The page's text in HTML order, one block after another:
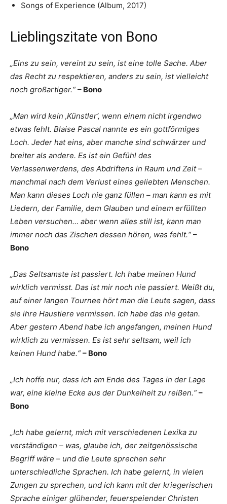
Songs of Experience (Album, 2017)
Lieblingszitate von Bono
„Eins zu sein, vereint zu sein, ist eine tolle Sache. Aber
das Recht zu respektieren, anders zu sein, ist vielleicht
noch großartiger.“ – Bono
„Man wird kein ‚Künstler‘, wenn einem nicht irgendwo
etwas fehlt. Blaise Pascal nannte es ein gottförmiges
Loch. Jeder hat eins, aber manche sind schwärzer und
breiter als andere. Es ist ein Gefühl des
Verlassenwerdens, des Abdriftens in Raum und Zeit –
manchmal nach dem Verlust eines geliebten Menschen.
Man kann dieses Loch nie ganz füllen – man kann es mit
Liedern, der Familie, dem Glauben und einem erfüllten
Leben versuchen… aber wenn alles still ist, kann man
immer noch das Zischen dessen hören, was fehlt.“ –
Bono
„Das Seltsamste ist passiert. Ich habe meinen Hund
wirklich vermisst. Das ist mir noch nie passiert. Weißt du,
auf einer langen Tournee hört man die Leute sagen, dass
sie ihre Haustiere vermissen. Ich habe das nie getan.
Aber gestern Abend habe ich angefangen, meinen Hund
wirklich zu vermissen. Es ist sehr seltsam, weil ich
keinen Hund habe.“ – Bono
„Ich hoffe nur, dass ich am Ende des Tages in der Lage
war, eine kleine Ecke aus der Dunkelheit zu reißen.“–
Bono
„Ich habe gelernt, mich mit verschiedenen Lexika zu
verständigen – was, glaube ich, der zeitgenössische
Begriff wäre – und die Leute sprechen sehr
unterschiedliche Sprachen. Ich habe gelernt, in vielen
Zungen zu sprechen, und ich kann mit der kriegerischen
Sprache einiger glühender, feuerspeiender Christen